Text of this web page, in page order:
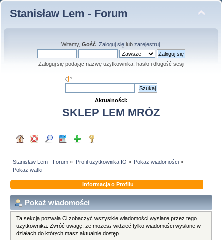
Stanisław Lem - Forum
Witamy, Gość. Zaloguj sięlub zarejestruj.
Zaloguj się podając nazwę użytkownika, hasło i długość sesji
Aktualności:
SKLEP LEM MRÓZ
Stanisław Lem - Forum » Profil użytkownika IO » Pokaż wiadomości»
Pokaż wątki
Informacja o Profilu
Pokaż wiadomości
Ta sekcja pozwala Ci zobaczyć wszystkie wiadomości wysłane przez tego
użytkownika. Zwróć uwagę, że możesz widzieć tylko wiadomości wysłane w
działach do których masz aktualnie dostęp.